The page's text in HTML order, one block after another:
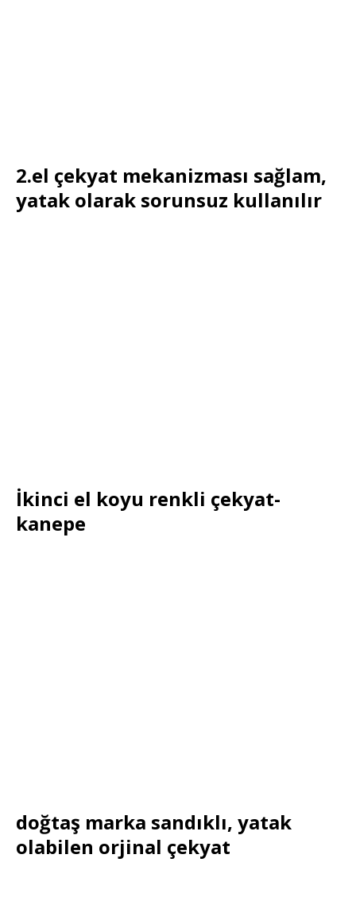
2.el çekyat mekanizması sağlam,
yatak olarak sorunsuz kullanılır
İkinci el koyu renkli çekyat-
kanepe
doğtaş marka sandıklı, yatak
olabilen orjinal çekyat